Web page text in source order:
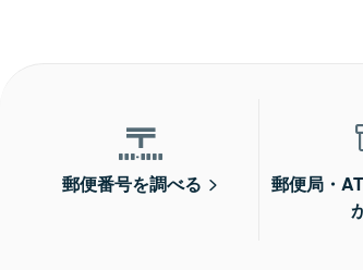
郵便番号を調べる
郵便局・